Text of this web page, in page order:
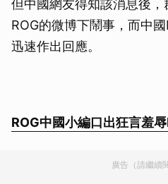
但中國網友得知該消息後，
ROG的微博下鬧事，而中
迅速作出回應。
ROG中國小編口出狂言羞
廣告（請繼續